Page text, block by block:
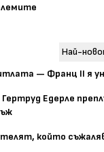
Най-
— Франц II я
Едерле
който